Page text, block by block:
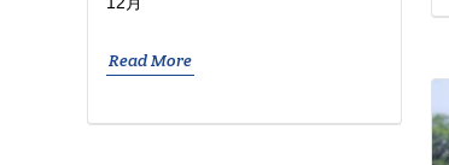
Read More